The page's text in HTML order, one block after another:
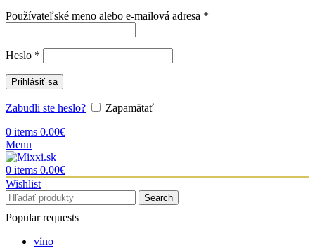
Používateľské meno alebo e-mailová adresa *
Heslo *
Prihlásiť sa
Zabudli ste heslo?
Zapamätať
0 items 0.00€
Menu
0 items 0.00€
Wishlist
Search
Popular requests
víno